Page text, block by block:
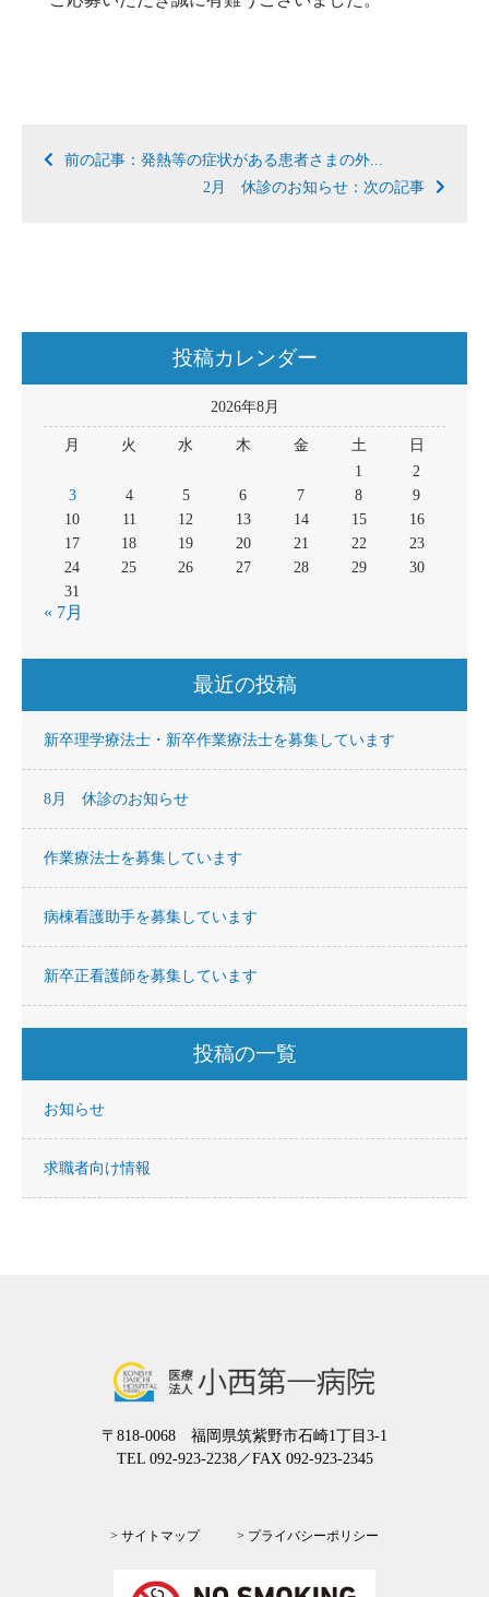
前の記事：発熱等の症状がある患者さまの外...
2月 休診のお知らせ：次の記事
投稿カレンダー
2026年8月
月 火 水 木 金 土
日
1
2
3
4 5 6 7 8
9
10
11 12 13 14 15
16
17
18 19 20 21 22
23
24
25 26 27 28 29
30
31
« 7月
最近の投稿
新卒理学療法士・新卒作業療法士を募集しています
8月 休診のお知らせ
作業療法士を募集しています
病棟看護助手を募集しています
新卒正看護師を募集しています
投稿の一覧
お知らせ
求職者向け情報
〒818-0068 福岡県筑紫野市石崎1丁目3-1
TEL 092-923-2238／FAX 092-923-2345
> サイトマップ > プライバシーポリシー